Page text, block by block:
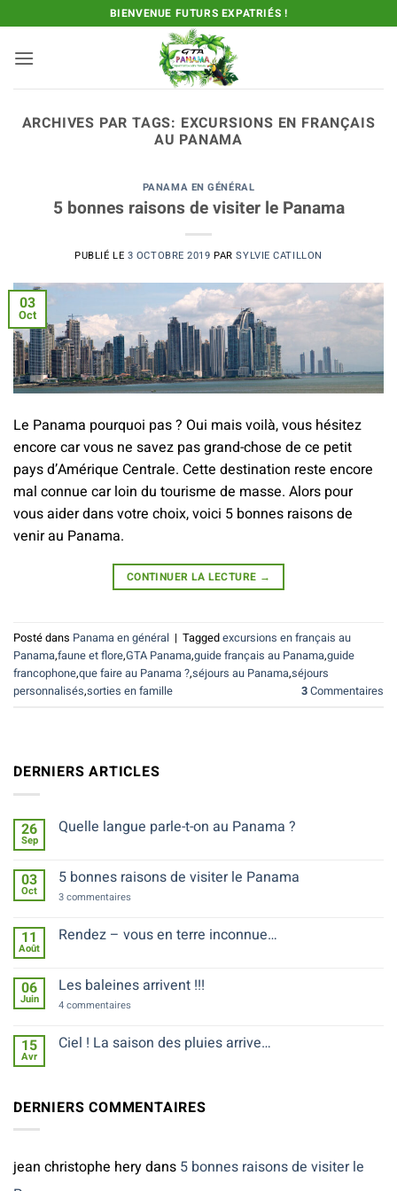
au
contenu
BIENVENUE FUTURS EXPATRIÉS !
ARCHIVES PAR TAGS: EXCURSIONS EN FRANÇAIS
AU PANAMA
PANAMA EN GÉNÉRAL
5 bonnes raisons de visiter le Panama
PUBLIÉ LE 3 OCTOBRE 2019 PARSYLVIE CATILLON
03
Oct
Le Panama pourquoi pas ? Oui mais voilà, vous hésitez
encore car vous ne savez pas grand-chose de ce petit
pays d’Amérique Centrale. Cette destination reste encore
mal connue car loin du tourisme de masse. Alors pour
vous aider dans votre choix, voici 5 bonnes raisons de
venir au Panama.
CONTINUER LA LECTURE →
Posté dans Panama en général | Taggedexcursions en français au
Panama,faune et flore,GTA Panama,guide français au Panama,guide
francophone,que faire au Panama ?,séjours au Panama,séjours
personnalisés,sorties en famille 3Commentaires
DERNIERS ARTICLES
26
Sep
Quelle langue parle-t-on au Panama ?
sur
Quelle
langue
parle-
on
au
03
Oct
5 bonnes raisons de visiter le Panama
3 commentairessur
raisons
de
Panama
11
Août
Rendez – vous en terre inconnue…
sur
Rendez
–
vous
terre
inconnue…
06
Juin
Les baleines arrivent !!!
4 commentairessur
arrivent
!!!
15
Avr
Ciel ! La saison des pluies arrive…
!
arrive…
DERNIERS COMMENTAIRES
jean christophe herydans 5 bonnes raisons de visiter le